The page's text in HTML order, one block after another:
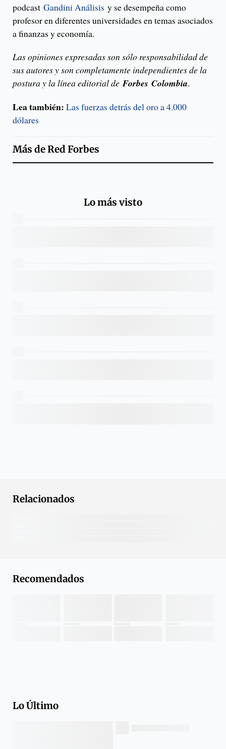
podcast Gandini Análisis y se desempeña como
profesor en diferentes universidades en temas asociados
a finanzas y economía.
Las opiniones expresadas son sólo responsabilidad de
sus autores y son completamente independientes de la
postura y la línea editorial deForbes Colombia.
Lea también: Las fuerzas detrás del oro a 4.000
dólares
Más deRed Forbes
Lo más visto
Relacionados
Recomendados
Lo Último